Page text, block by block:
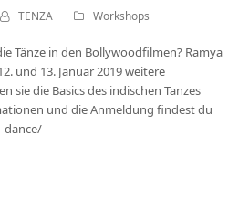
TENZA Workshops
Tänze in den Bollywoodfilmen? Ramya
und 13. Januar 2019 weitere
sie die Basics des indischen Tanzes
und die Anmeldung findest du
dance/